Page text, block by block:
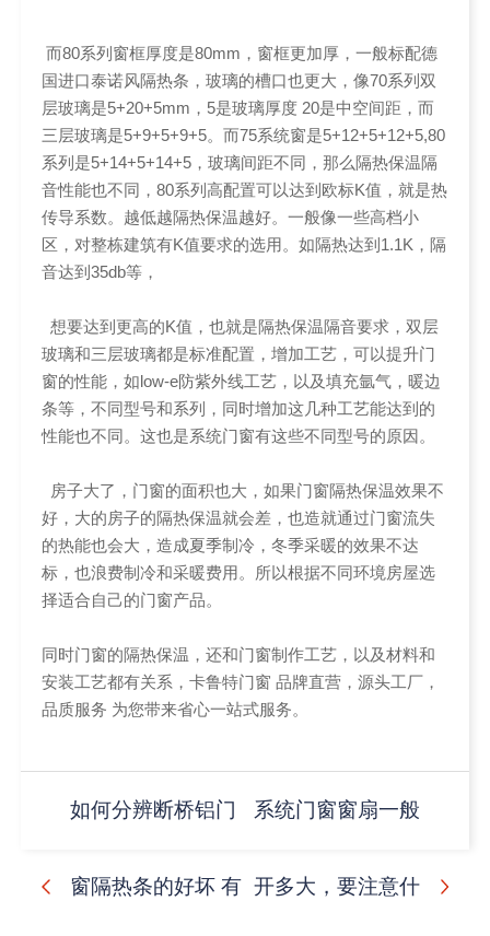
而80系列窗框厚度是80mm，窗框更加厚，一般标配德
国进口泰诺风隔热条，玻璃的槽口也更大，像70系列双
层玻璃是5+20+5mm，5是玻璃厚度 20是中空间距，而
三层玻璃是5+9+5+9+5。而75系统窗是5+12+5+12+5,80
系列是5+14+5+14+5，玻璃间距不同，那么隔热保温隔
音性能也不同，80系列高配置可以达到欧标K值，就是热
传导系数。越低越隔热保温越好。一般像一些高档小
区，对整栋建筑有K值要求的选用。如隔热达到1.1K，隔
音达到35db等，
想要达到更高的K值，也就是隔热保温隔音要求，双层
玻璃和三层玻璃都是标准配置，增加工艺，可以提升门
窗的性能，如low-e防紫外线工艺，以及填充氩气，暖边
条等，不同型号和系列，同时增加这几种工艺能达到的
性能也不同。这也是系统门窗有这些不同型号的原因。
房子大了，门窗的面积也大，如果门窗隔热保温效果不
好，大的房子的隔热保温就会差，也造就通过门窗流失
的热能也会大，造成夏季制冷，冬季采暖的效果不达
标，也浪费制冷和采暖费用。所以根据不同环境房屋选
择适合自己的门窗产品。
同时门窗的隔热保温，还和门窗制作工艺，以及材料和
安装工艺都有关系，卡鲁特门窗 品牌直营，源头工厂，
品质服务 为您带来省心一站式服务。
如何分辨断桥铝门
窗隔热条的好坏 有
系统门窗窗扇一般
开多大，要注意什